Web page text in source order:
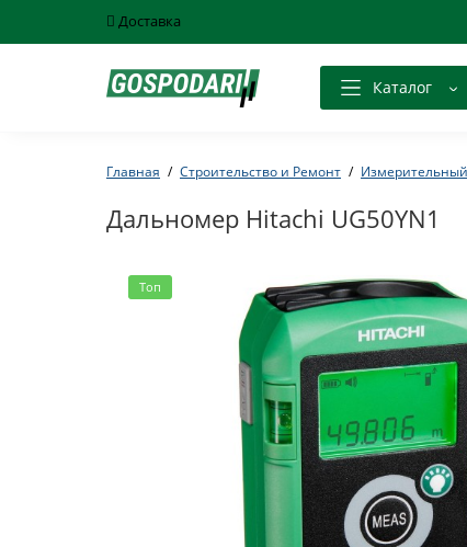
Доставка
Каталог
Главная Строительство и Ремонт
Дальномер Hitachi UG50YN1
Топ